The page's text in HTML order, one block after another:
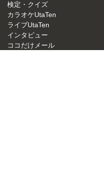
検定・クイズ
カラオケUtaTen
ライブUtaTen
インタビュー
ココだけメール